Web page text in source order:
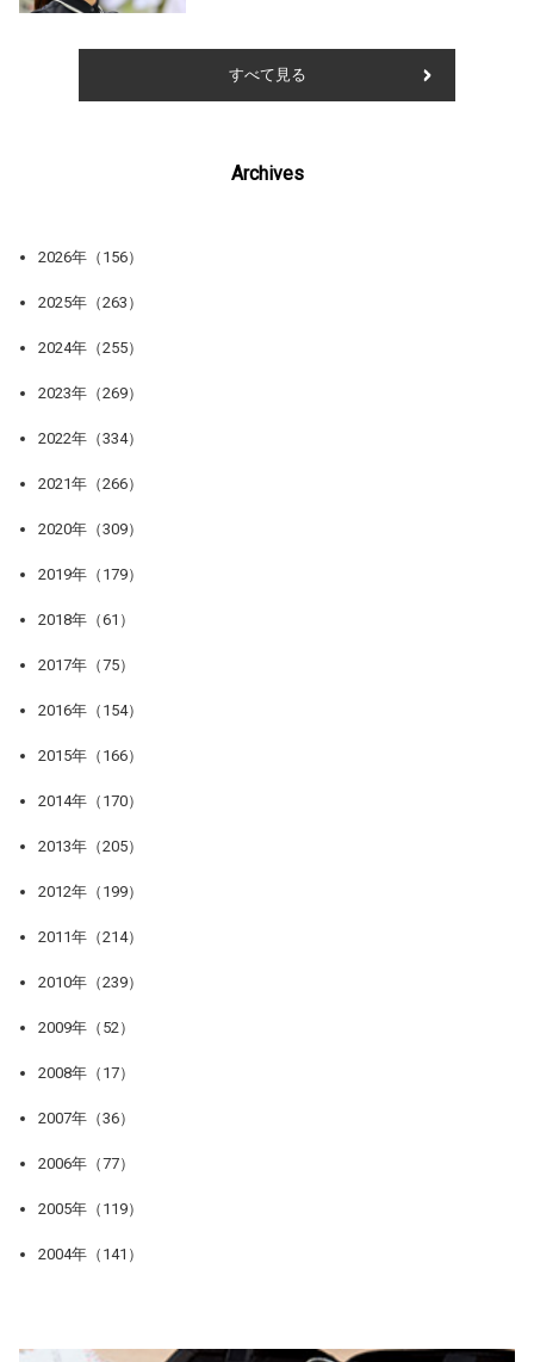
すべて見る
Archives
2026年（156）
2025年（263）
2024年（255）
2023年（269）
2022年（334）
2021年（266）
2020年（309）
2019年（179）
2018年（61）
2017年（75）
2016年（154）
2015年（166）
2014年（170）
2013年（205）
2012年（199）
2011年（214）
2010年（239）
2009年（52）
2008年（17）
2007年（36）
2006年（77）
2005年（119）
2004年（141）